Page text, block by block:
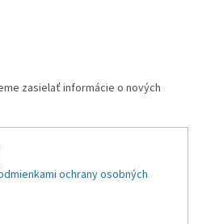
zasielať informácie o nových
ochrany osobných